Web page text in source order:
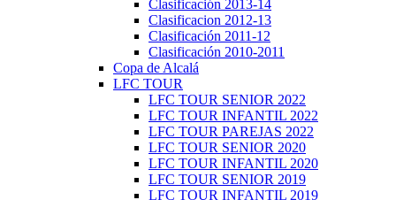
Clasificación 2013-14
Clasificacion 2012-13
Clasificación 2011-12
Clasificación 2010-2011
Copa de Alcalá
LFC TOUR
LFC TOUR SENIOR 2022
LFC TOUR INFANTIL 2022
LFC TOUR PAREJAS 2022
LFC TOUR SENIOR 2020
LFC TOUR INFANTIL 2020
LFC TOUR SENIOR 2019
LFC TOUR INFANTIL 2019